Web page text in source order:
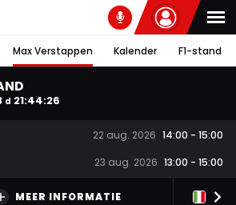
Max Verstappen Kalender F1-stand
d 21:44:25
22 aug. 2026 14:00 - 15:00
23 aug. 2026 13:00 - 15:00
MEER INFORMATIE